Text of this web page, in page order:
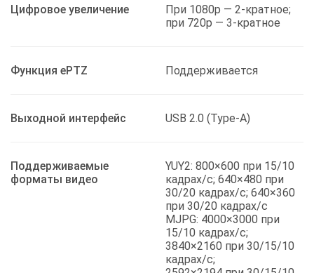
Цифровое увеличение
При 1080p — 2-кратное;
при 720p — 3-кратное
Функция ePTZ Поддерживается
Выходной интерфейс USB 2.0 (Type-A)
Поддерживаемые
форматы видео
YUY2: 800×600 при 15/10
кадрах/с; 640×480 при
30/20 кадрах/с; 640×360
при 30/20 кадрах/с
MJPG: 4000×3000 при
15/10 кадрах/с;
3840×2160 при 30/15/10
кадрах/с;